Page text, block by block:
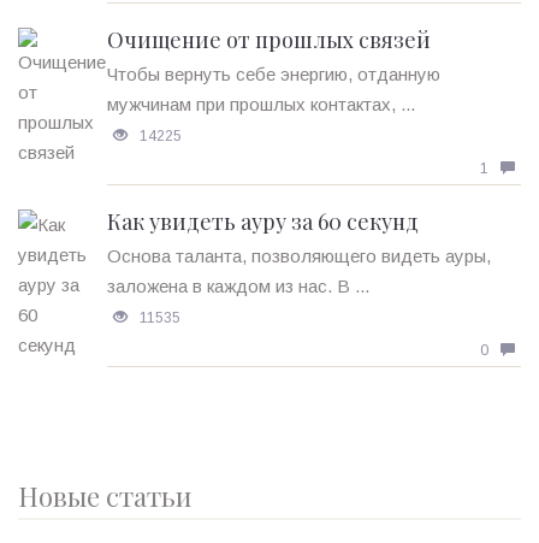
Очищение от прошлых связей
Чтобы вернуть себе энергию, отданную
мужчинам при прошлых контактах, ...
14225
1
Как увидеть ауру за 60 секунд
Основа таланта, позволяющего видеть ауры,
заложена в каждом из нас. В ...
11535
0
Новые статьи